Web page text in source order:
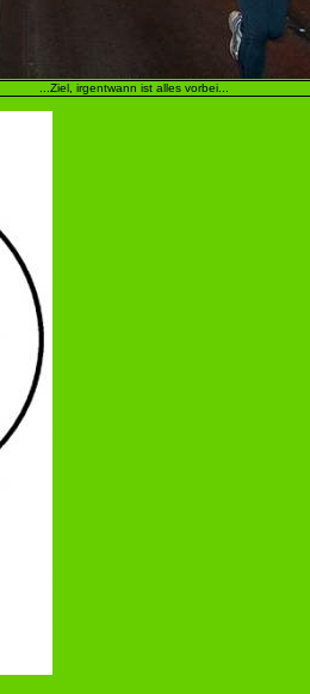
...Ziel, irgentwann ist alles vorbei...